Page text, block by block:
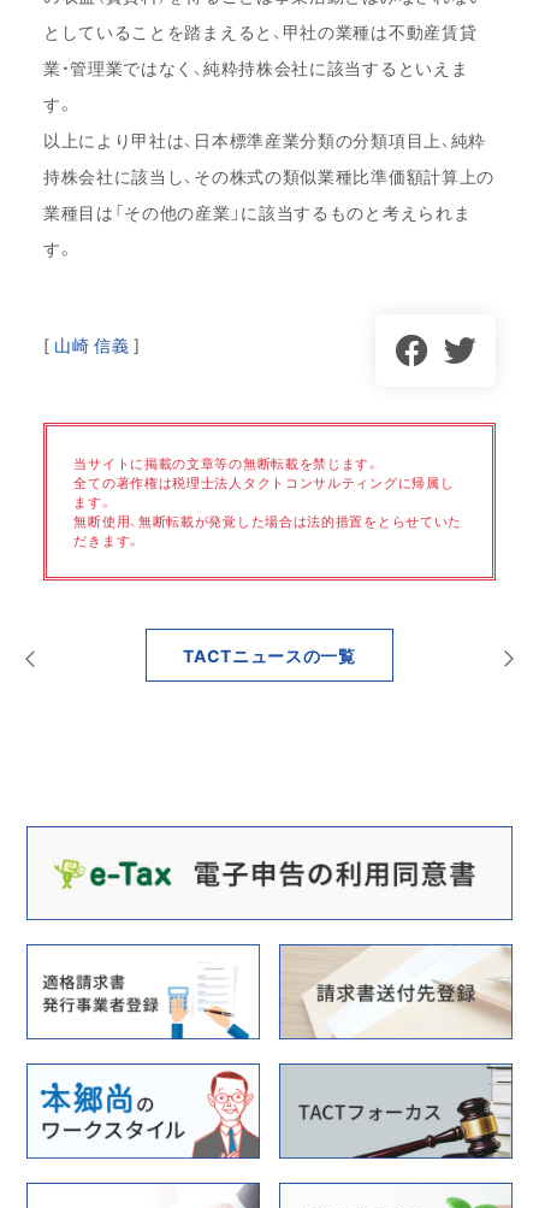
としていることを踏まえると、甲社の業種は不動産賃貸
業・管理業ではなく、純粋持株会社に該当するといえま
す。
以上により甲社は、日本標準産業分類の分類項目上、純粋
持株会社に該当し、その株式の類似業種比準価額計算上の
業種目は「その他の産業」に該当するものと考えられま
す。
[ 山崎 信義 ]
当サイトに掲載の文章等の無断転載を禁じます。
全ての著作権は税理士法人タクトコンサルティングに帰属し
ます。
無断使用、無断転載が発覚した場合は法的措置をとらせていた
だきます。
TACTニュースの一覧